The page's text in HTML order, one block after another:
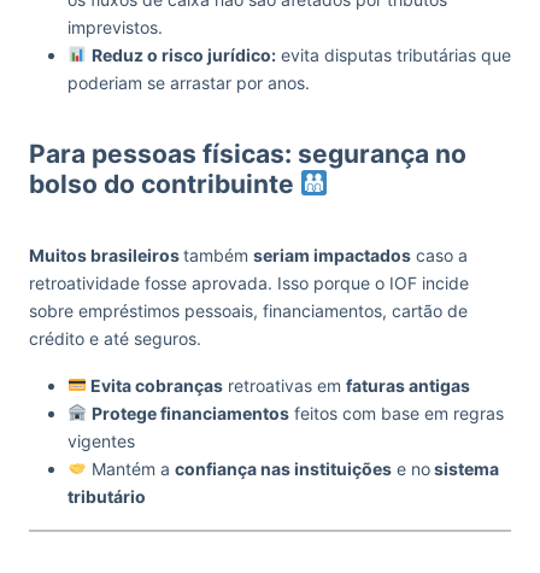
imprevistos.
Reduz o risco jurídico:evita disputas tributárias que
poderiam se arrastar por anos.
Para pessoas físicas: segurança no
bolso do contribuinte
Muitos brasileirostambém seriam impactados caso a
retroatividade fosse aprovada. Isso porque o IOF incide
sobre empréstimos pessoais, financiamentos, cartão de
crédito e até seguros.
Evita cobrançasretroativas em faturas antigas
Protege financiamentosfeitos com base em regras
vigentes
Mantém a confiança nas instituiçõese nosistema
tributário